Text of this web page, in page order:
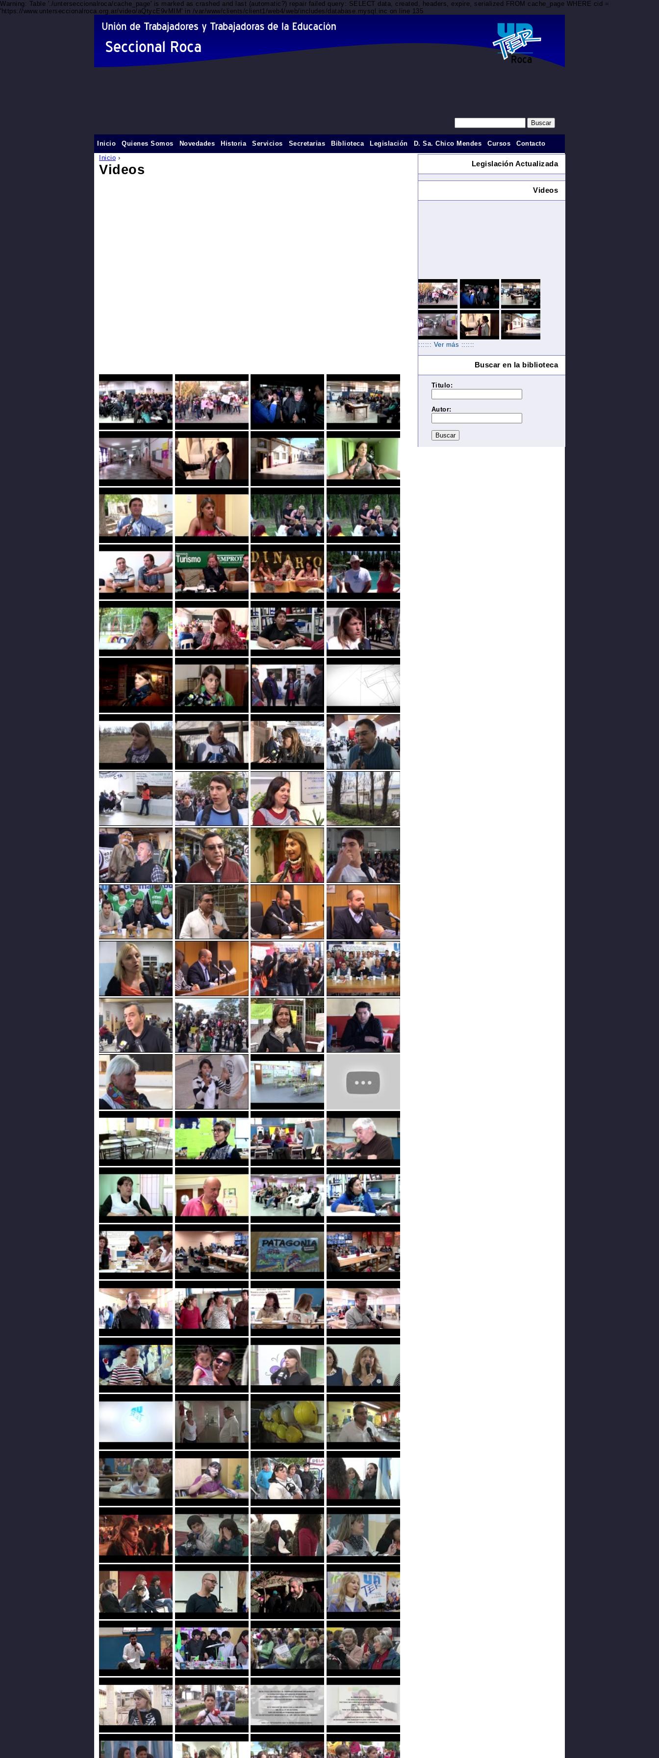
Warning: Table './unterseccionalroca/cache_page' is marked as crashed and last (automatic?) repair failed query: SELECT data, created, headers, expire, serialized FROM cache_page WHERE cid =
'https://www.unterseccionalroca.org.ar/video/aQtycE9vMIM' in /var/www/clients/client1/web4/web/includes/database.mysql.inc on line 135
Inicio ›
Videos
Inicio Quienes Somos Novedades Historia Servicios Secretarias Biblioteca Legislación D. Sa. Chico Mendes Cursos Contacto
Legislación Actualizada
Videos
:::::: Ver más ::::::
Buscar en la biblioteca
Titulo:
Autor: